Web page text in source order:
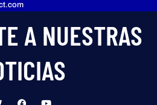
A NUESTRAS